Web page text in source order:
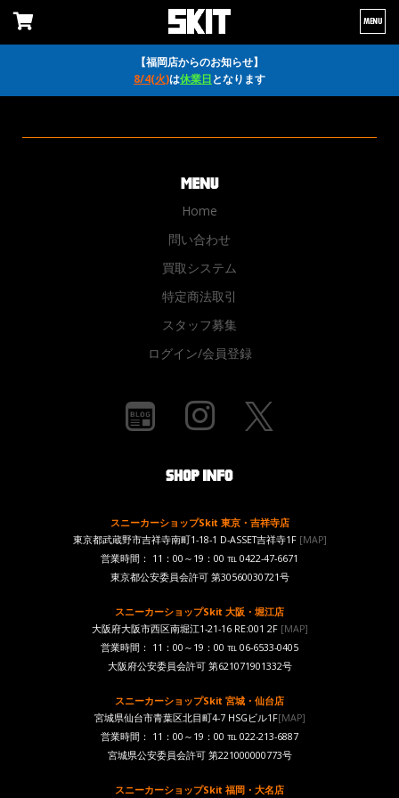
【福岡店からのお知らせ】
8/4(火)は休業日となります
MENU
Home
問い合わせ
買取システム
特定商法取引
スタッフ募集
ログイン/会員登録
スニーカーショップSkit 東京・吉祥寺店
東京都武蔵野市吉祥寺南町1-18-1 D-ASSET吉祥寺1F [MAP]
営業時間： 11：00～19：00 ℡ 0422-47-6671
東京都公安委員会許可 第30560030721号
スニーカーショップSkit 大阪・堀江店
大阪府大阪市西区南堀江1-21-16 RE:001 2F[MAP]
営業時間： 11：00～19：00 ℡ 06-6533-0405
大阪府公安委員会許可 第621071901332号
スニーカーショップSkit 宮城・仙台店
宮城県仙台市青葉区北目町4-7 HSGビル1F[MAP]
営業時間： 11：00～19：00 ℡ 022-213-6887
宮城県公安委員会許可 第221000000773号
スニーカーショップSkit 福岡・大名店